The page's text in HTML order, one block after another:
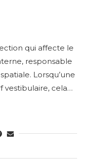
qui affecte le
responsable
Lorsqu’une
vestibulaire, cela…